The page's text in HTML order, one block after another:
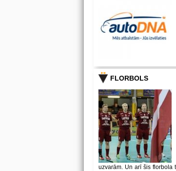
FLORBOLS
uzvarām. Un arī šis florbola